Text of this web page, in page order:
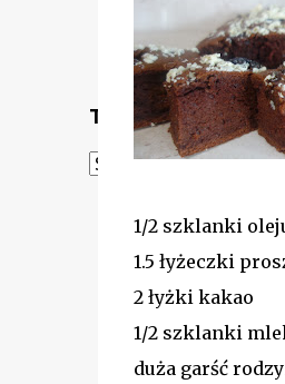
Translate
1/2 szklanki
1.5 łyżeczki
2 łyżki kakao
1/2 szklanki
duża garść